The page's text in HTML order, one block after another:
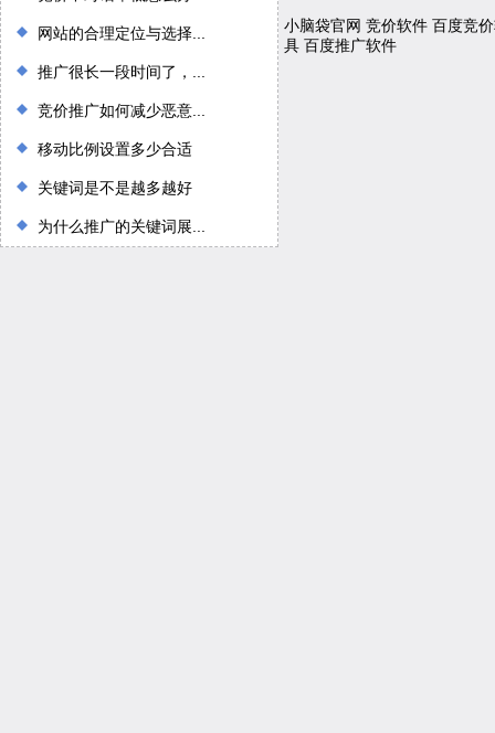
网站的合理定位与选择...
推广很长一段时间了，...
竞价推广如何减少恶意...
移动比例设置多少合适
关键词是不是越多越好
为什么推广的关键词展...
小脑袋官网 竞价软件 百度竞
具 百度推广软件